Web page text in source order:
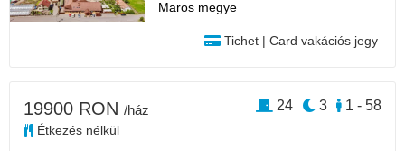
Maros megye
Tichet | Card vakációs jegy
19900 RON /ház
Étkezés nélkül
1 - 58
3
24